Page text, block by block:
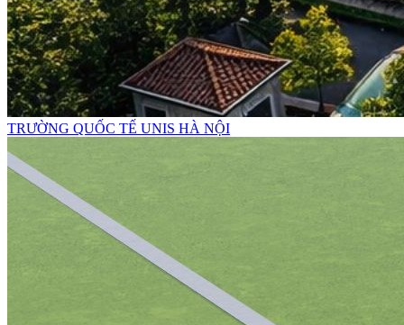
TRƯỜNG QUỐC TẾ UNIS HÀ NỘI